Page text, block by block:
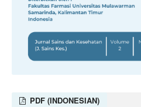
PDF (INDONESIAN)